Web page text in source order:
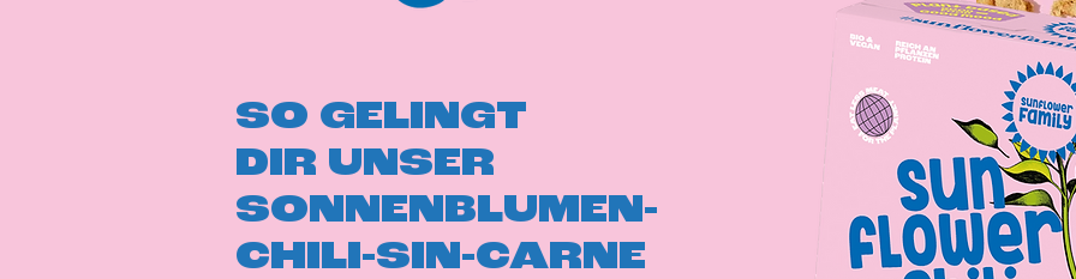
SO GELINGT
DIR UNSER
SONNENBLUMEN-
CHILI-SIN-CARNE